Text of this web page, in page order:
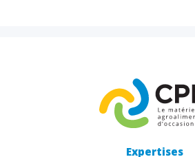
Expertises